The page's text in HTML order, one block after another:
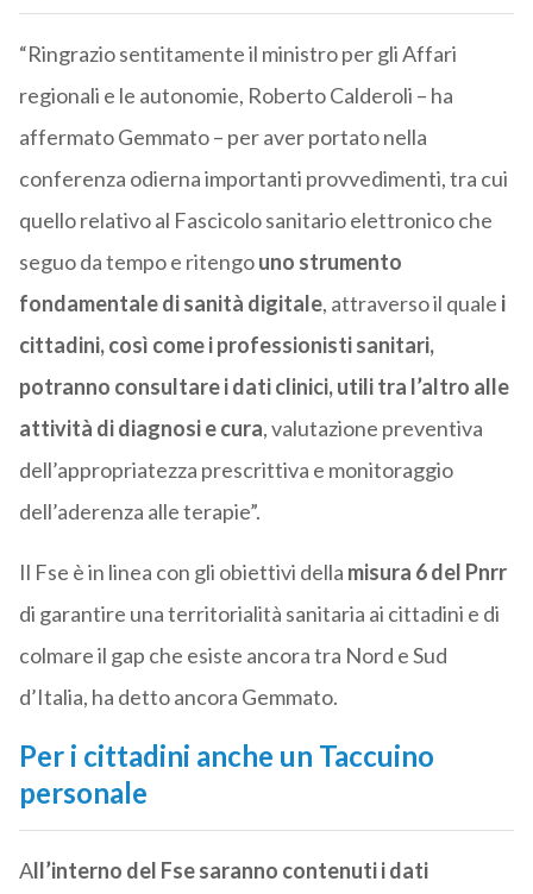
“Ringrazio sentitamente il ministro per gli Affari
regionali e le autonomie, Roberto Calderoli – ha
affermato Gemmato – per aver portato nella
conferenza odierna importanti provvedimenti, tra cui
quello relativo al Fascicolosanitario elettronico che
seguo da tempo e ritengouno strumento
fondamentale di sanità digitale, attraverso il quale i
cittadini, così come i professionisti sanitari,
potranno consultare i dati clinici, utili tra l’altro alle
attività di diagnosi e cura, valutazione preventiva
dell’appropriatezza prescrittiva e monitoraggio
dell’aderenza alle terapie”.
Il Fse è in linea con gli obiettivi della misura 6 del Pnrr
di garantire una territorialità sanitaria ai cittadini e di
colmare il gap che esiste ancora tra Nord e Sud
d’Italia, ha detto ancora Gemmato.
Per i cittadini anche un Taccuino
personale
All’interno del Fse saranno contenuti i dati